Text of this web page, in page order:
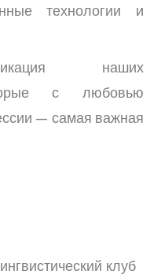
технологии и
наших
с любовью
— самая важная
клуб